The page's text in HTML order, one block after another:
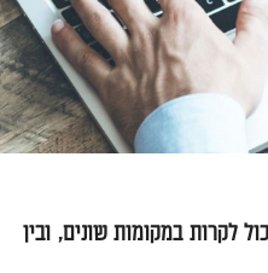
לקרות במקומות שונים, ובין